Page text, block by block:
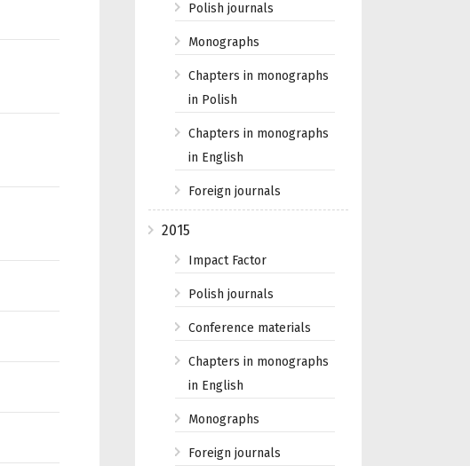
Polish journals
Monographs
Chapters in monographs
in Polish
Chapters in monographs
in English
Foreign journals
2015
Impact Factor
Polish journals
Conference materials
Chapters in monographs
in English
Monographs
Foreign journals